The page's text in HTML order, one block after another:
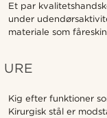
Et par
under
materiale som
URE
Kig efter funktioner
Kirurgisk stål er